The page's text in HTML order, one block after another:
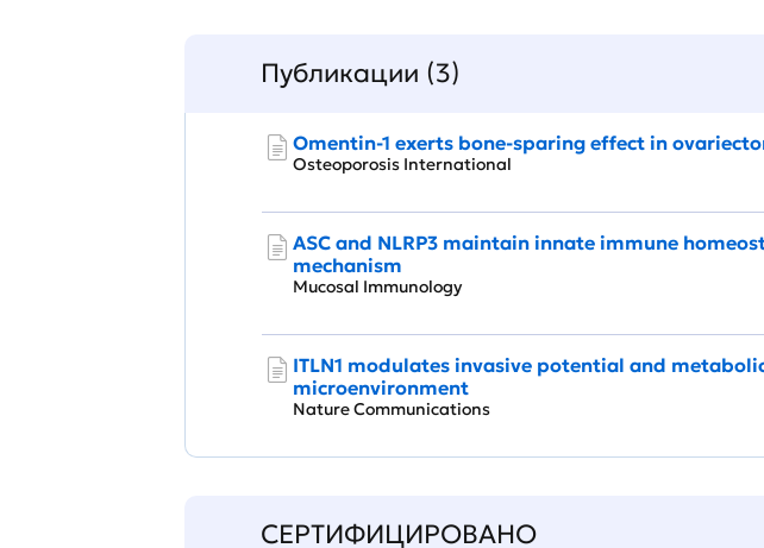
Публикации (3)
Omentin-1 exerts bone-sparing effect in
Osteoporosis International
ASC and NLRP3 maintain innate immune
mechanism
Mucosal Immunology
ITLN1 modulates invasive potential and
microenvironment
Nature Communications
СЕРТИФИЦИРОВАНО